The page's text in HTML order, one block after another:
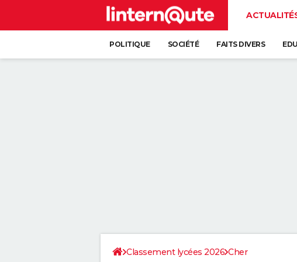
POLITIQUE SOCIÉTÉ FAITS DIVERS
Classement lycées 2026 Cher